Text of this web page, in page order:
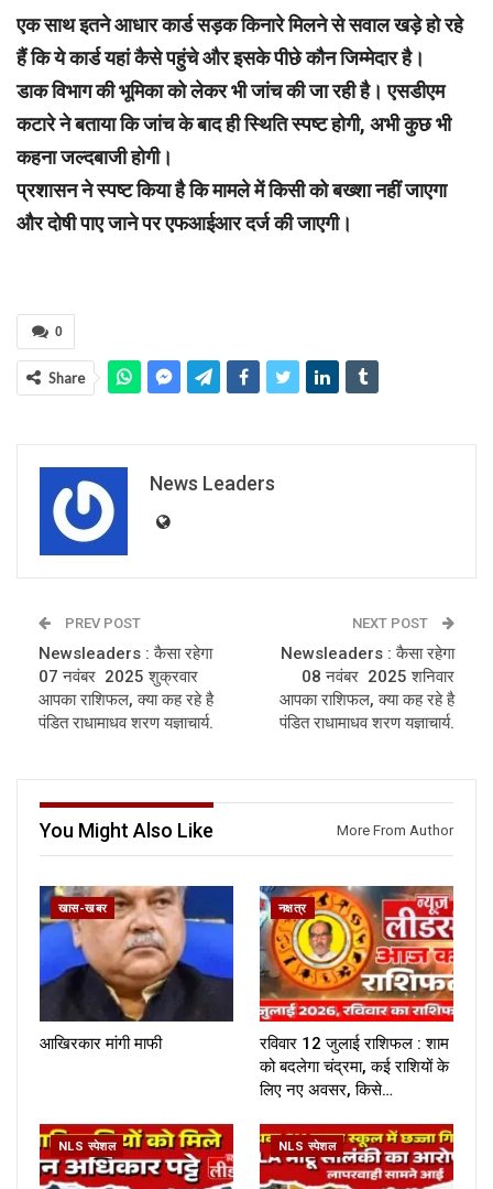
एक साथ इतने आधार कार्ड सड़क किनारे मिलने से सवाल खड़े हो रहे
हैं कि ये कार्ड यहां कैसे पहुंचे और इसके पीछे कौन जिम्मेदार है।
डाक विभाग की भूमिका को लेकर भी जांच की जा रही है। एसडीएम
कटारे ने बताया कि जांच के बाद ही स्थिति स्पष्ट होगी, अभी कुछ भी
कहना जल्दबाजी होगी।
प्रशासन ने स्पष्ट किया है कि मामले में किसी को बख्शा नहीं जाएगा
और दोषी पाए जाने पर एफआईआर दर्ज की जाएगी।
0
Share
News Leaders
PREV POST
Newsleaders : कैसा रहेगा
07 नवंबर 2025 शुक्रवार
आपका राशिफल, क्या कह रहे है
पंडित राधामाधव शरण यज्ञाचार्य.
NEXT POST
Newsleaders : कैसा रहेगा
08 नवंबर 2025 शनिवार
आपका राशिफल, क्या कह रहे है
पंडित राधामाधव शरण यज्ञाचार्य.
You Might Also Like More From Author
खास-खबर
आखिरकार मांगी माफी
नक्षत्र
रविवार 12 जुलाई राशिफल : शाम
को बदलेगा चंद्रमा, कई राशियों के
लिए नए अवसर, किसे…
NLS स्पेशल NLS स्पेशल